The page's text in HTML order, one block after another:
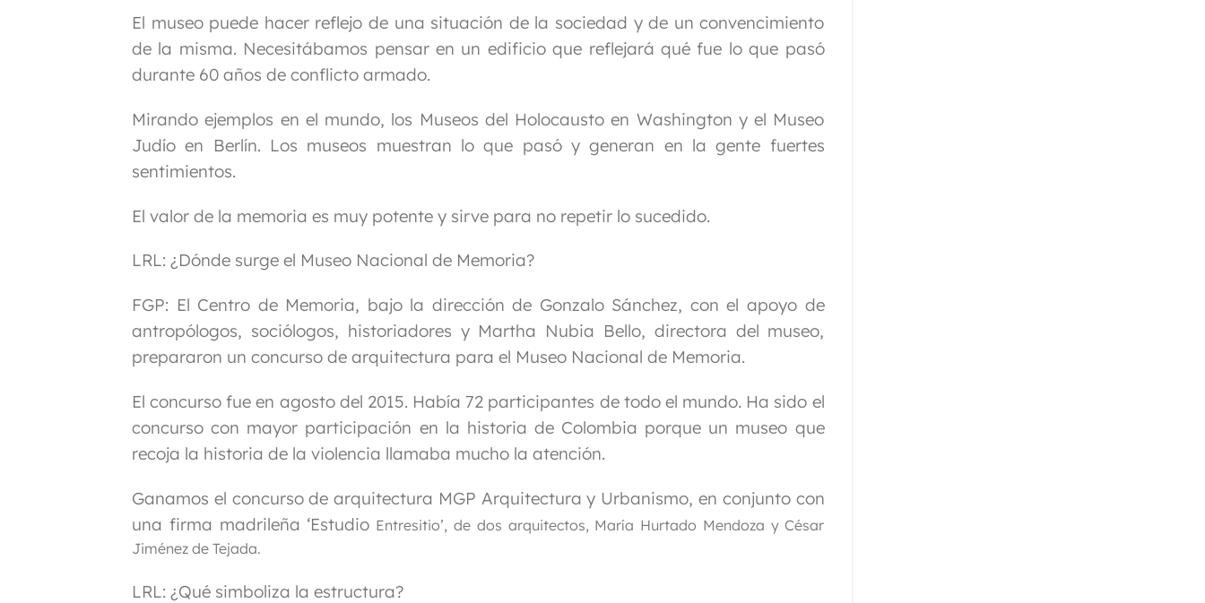
El museo puede hacer reflejo de una situación de la sociedad y de un convencimiento
de la misma. Necesitábamos pensar en un edificio que reflejará qué fue lo que pasó
durante 60 años de conflicto armado.
Mirando ejemplos en el mundo, los Museos del Holocausto en Washington y el Museo
Judío en Berlín. Los museos muestran lo que pasó y generan en la gente fuertes
sentimientos.
El valor de la memoria es muy potente y sirve para no repetir lo sucedido.
LRL: ¿Dónde surge el Museo Nacional de Memoria?
FGP: El Centro de Memoria, bajo la dirección de Gonzalo Sánchez, con el apoyo de
antropólogos, sociólogos, historiadores y Martha Nubia Bello, directora del museo,
prepararon un concurso de arquitectura para el Museo Nacional de Memoria.
El concurso fue en agosto del 2015. Había 72 participantes de todo el mundo. Ha sido el
concurso con mayor participación en la historia de Colombia porque un museo que
recoja la historia de la violencia llamaba mucho la atención.
Ganamos el concurso de arquitectura MGP Arquitectura y Urbanismo, en conjunto con
una firma madrileña ‘Estudio Entresitio’, de dos arquitectos, María Hurtado Mendoza y César
Jiménez de Tejada.
LRL: ¿Qué simboliza la estructura?